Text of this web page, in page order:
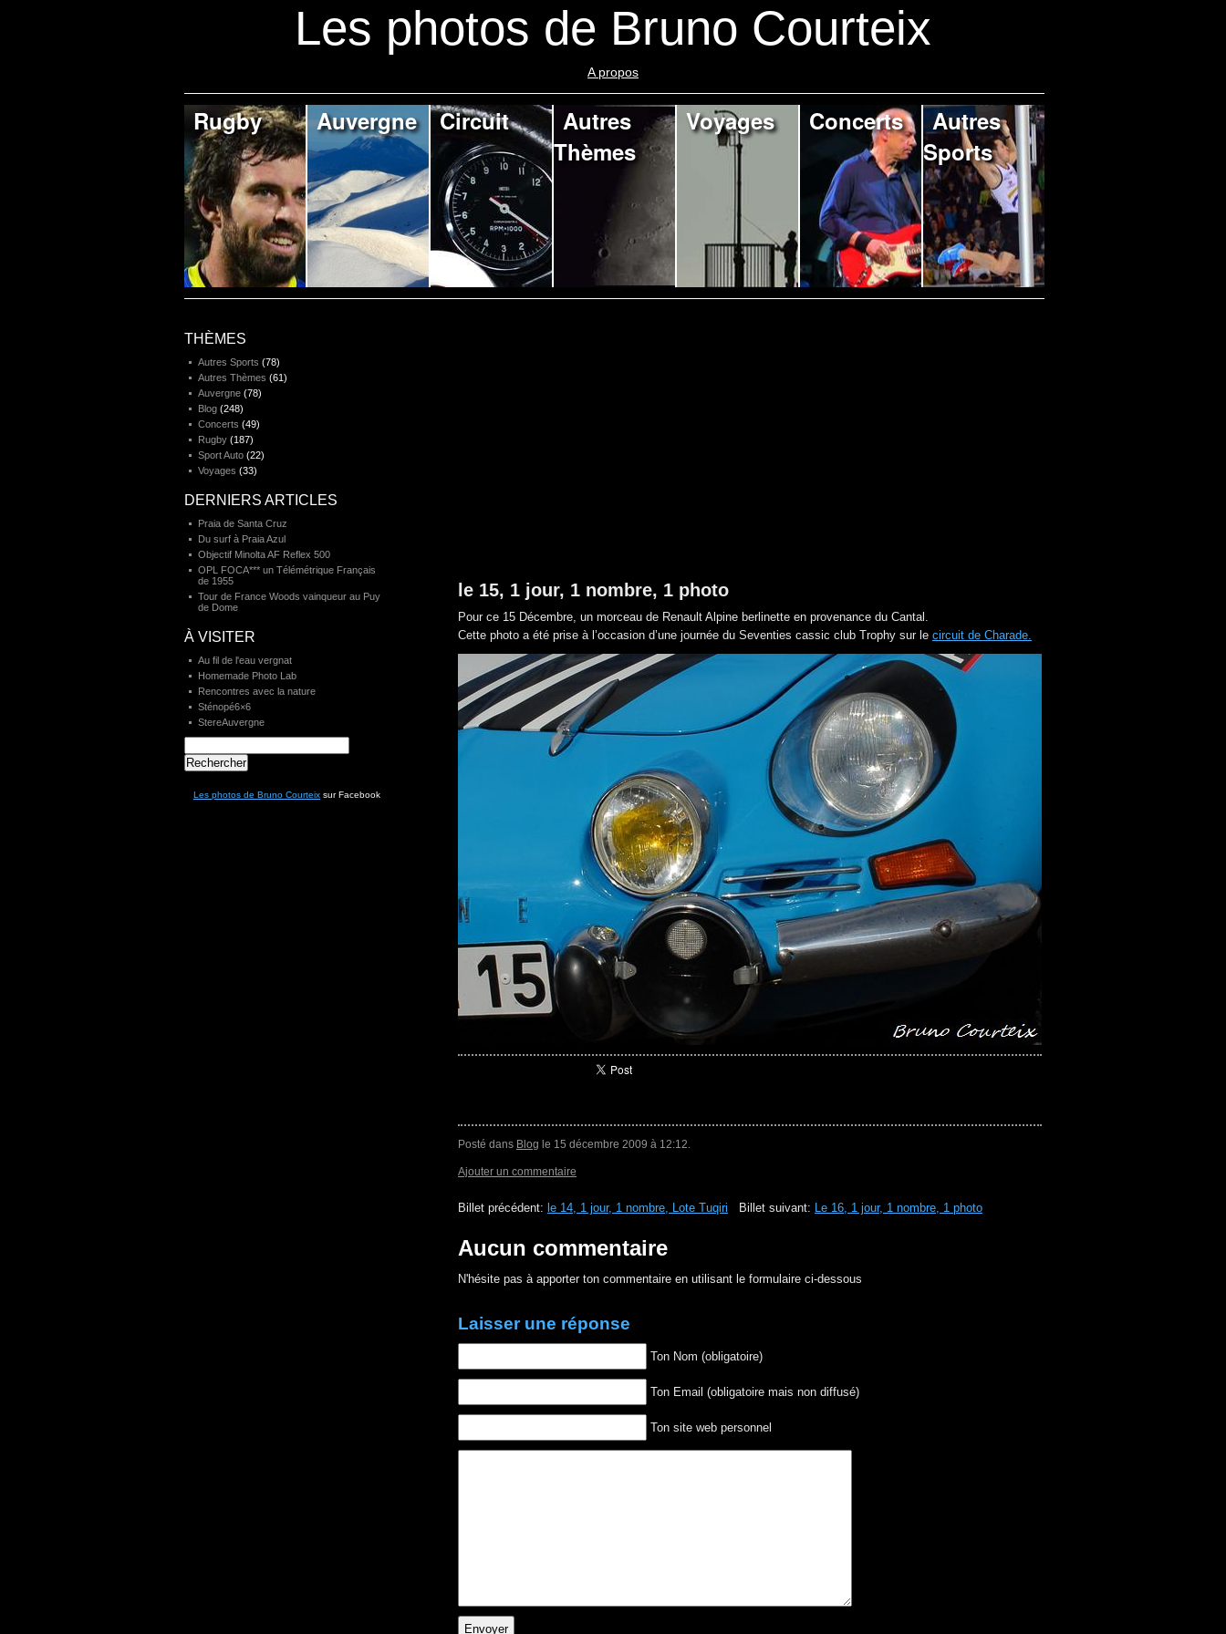
Les photos de Bruno Courteix
A propos
Rugby Auvergne Circuit
Autres
Thèmes
Voyages Concerts
Autres
Sports
le 15, 1 jour, 1 nombre, 1 photo
Pour ce 15 Décembre, un morceau de Renault Alpine berlinette en provenance du Cantal.
Cette photo a été prise à l’occasion d’une journée du Seventies cassic club Trophy sur le circuit de Charade.
Posté dans Blog le 15 décembre 2009 à 12:12.
Ajouter un commentaire
Billet précédent: le 14, 1 jour, 1 nombre, Lote Tuqiri Billet suivant: Le 16, 1 jour, 1 nombre, 1 photo
Aucun commentaire
N'hésite pas à apporter ton commentaire en utilisant le formulaire ci-dessous
Laisser une réponse
Ton Nom (obligatoire)
Ton Email (obligatoire mais non diffusé)
Ton site web personnel
THÈMES
Autres Sports (78)
Autres Thèmes (61)
Auvergne (78)
Blog (248)
Concerts (49)
Rugby (187)
Sport Auto (22)
Voyages (33)
DERNIERS ARTICLES
Praia de Santa Cruz
Du surf à Praia Azul
Objectif Minolta AF Reflex 500
OPL FOCA*** un Télémétrique Français
de 1955
Tour de France Woods vainqueur au Puy
de Dome
À VISITER
Au fil de l'eau vergnat
Homemade Photo Lab
Rencontres avec la nature
Sténopé6×6
StereAuvergne
Les photos de Bruno Courteix sur Facebook